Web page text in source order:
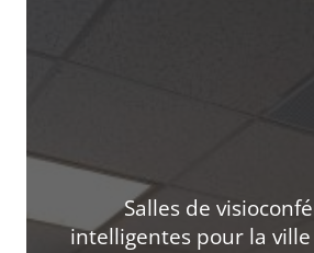
Salles de
intelligentes pour la